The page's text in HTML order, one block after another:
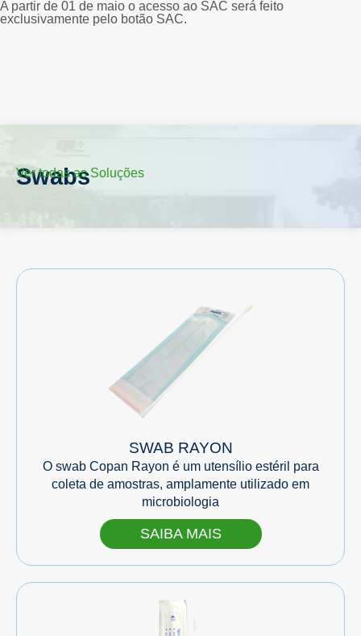
A partir de 01 de maio o acesso ao SAC será feito
exclusivamente pelo botão SAC.
Swabs
Ver todas as Soluções
SWAB RAYON
O swab Copan Rayon é um utensílio estéril para
coleta de amostras, amplamente utilizado em
microbiologia
SAIBA MAIS